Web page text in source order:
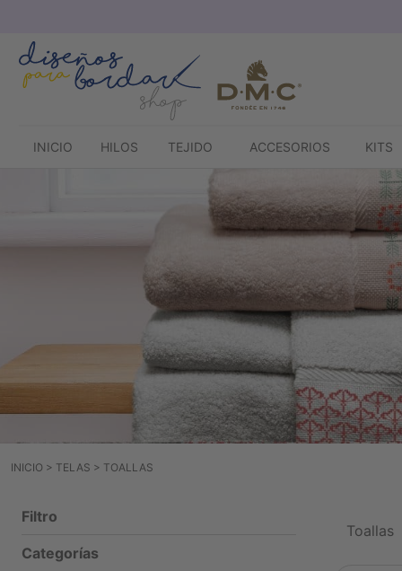
contenido
INICIO HILOS TEJIDO ACCESORIOS KITS
INICIO > TELAS > TOALLAS
Filtro
Categorías
Toallas